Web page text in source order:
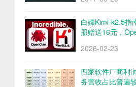
白嫖Kimi-k2.5指
册赠送16元，
2026-02-23
四家软件厂商利
务营收占比普遍